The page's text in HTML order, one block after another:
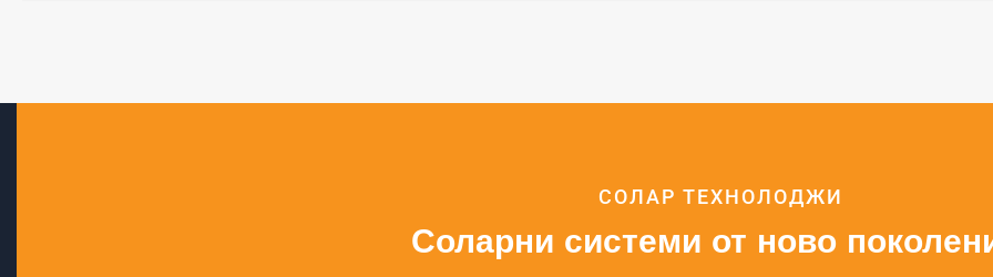
СОЛАР ТЕХНОЛОДЖИ
Соларни системи от ново